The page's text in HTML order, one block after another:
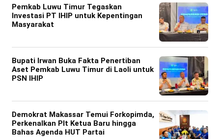
Pemkab Luwu Timur Tegaskan
Investasi PT IHIP untuk Kepentingan
Masyarakat
Bupati Irwan Buka Fakta Penertiban
Aset Pemkab Luwu Timur di Laoli untuk
PSN IHIP
Demokrat Makassar Temui Forkopimda,
Perkenalkan Plt Ketua Baru hingga
Bahas Agenda HUT Partai